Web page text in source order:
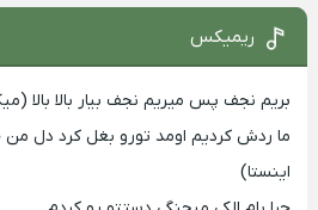
ریمیکس
بریم نجف پس میریم نجف بیار بالا بالا
ما ردش کردیم اومد تورو بغل کرد دل
اینستا)